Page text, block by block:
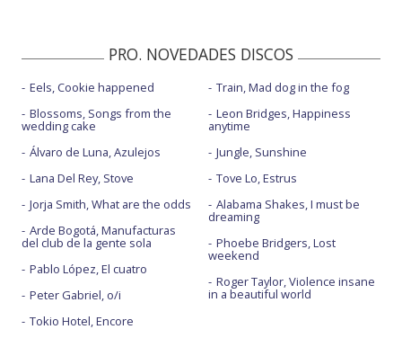
PRO. NOVEDADES DISCOS
Eels, Cookie happened
Blossoms, Songs from the
wedding cake
Álvaro de Luna, Azulejos
Lana Del Rey, Stove
Jorja Smith, What are the odds
Arde Bogotá, Manufacturas
del club de la gente sola
Pablo López, El cuatro
Peter Gabriel, o/i
Tokio Hotel, Encore
Train, Mad dog in the fog
Leon Bridges, Happiness
anytime
Jungle, Sunshine
Tove Lo, Estrus
Alabama Shakes, I must be
dreaming
Phoebe Bridgers, Lost
weekend
Roger Taylor, Violence insane
in a beautiful world